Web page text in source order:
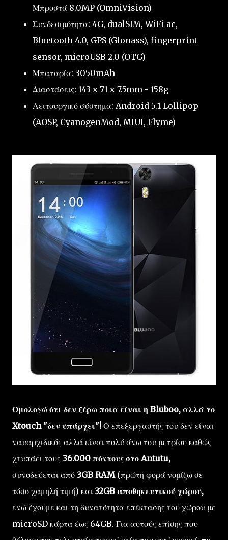
Μπροστά 8.0MP (OmniVision)
Συνδεσιμότητα: 4G, dualSIM, WiFi ac,
Bluetooth 4.0, GPS (Glonass), fingerprint
sensor, microUSB 2.0 (OTG)
Μπαταρία: 3050mAh
Διαστάσεις: 143 x 71 x 7.5mm - 158g
Λειτουργικό σύστημα: Android 5.1 Lollipop
(AOSP, CyanogenMod, MIUI, Flyme)
Ομολογώ ότι δεν ξέρω ποια είναι η Bluboo, αλλά το
Xtouch "δεν υπάρχει"! Ο επεξεργαστής του δεν είναι
ναυαρχιδικός αλλά είναι πολύ άνω του μετρίου καθώς
χτυπάει τους 36.000 πόντους στο Antutu,
συνοδεύεται από 3GB RAM(πρώτη φορά νομίζω σε
τόσο χαμηλή τιμή) και 32GB αποθηκευτικού χώρου,
ενώ έχουμε και τη δυνατότητα επέκτασης του χώρου με
microSD κάρτα έως 64GB. Για αυτούς επίσης που